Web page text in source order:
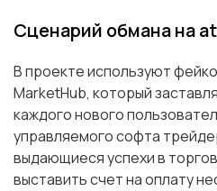
Сценарий обмана на
В проекте используют
MarketHub, который
каждого нового
управляемого софта
выдающиеся успехи в
выставить счет на оплату